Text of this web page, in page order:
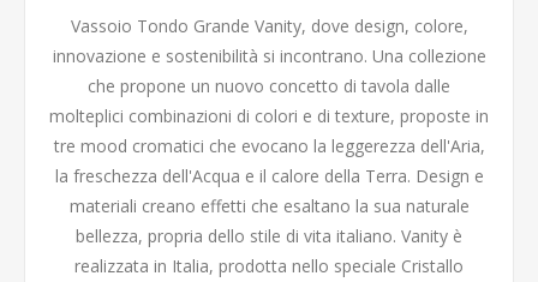
Vassoio Tondo Grande Vanity, dove design, colore,
innovazione e sostenibilità si incontrano. Una collezione
che propone un nuovo concetto di tavola dalle
molteplici combinazioni di colori e di texture, proposte in
tre mood cromatici che evocano la leggerezza dell'Aria,
la freschezza dell'Acqua e il calore della Terra. Design e
materiali creano effetti che esaltano la sua naturale
bellezza, propria dello stile di vita italiano. Vanity è
realizzata in Italia, prodotta nello speciale Cristallo